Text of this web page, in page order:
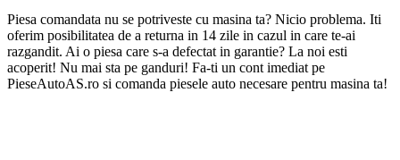
Piesa comandata nu se potriveste cu masina ta? Nicio problema. Iti
oferim posibilitatea de a returna in 14 zile in cazul in care te-ai
razgandit. Ai o piesa care s-a defectat in garantie? La noi esti
acoperit! Nu mai sta pe ganduri! Fa-ti un cont imediat pe
PieseAutoAS.ro si comanda piesele auto necesare pentru masina ta!